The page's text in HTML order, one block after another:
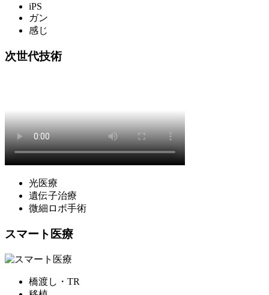
iPS
ガン
感じ
次世代技術
光医療
遺伝子治療
微細ロボ手術
スマート医療
橋渡し・TR